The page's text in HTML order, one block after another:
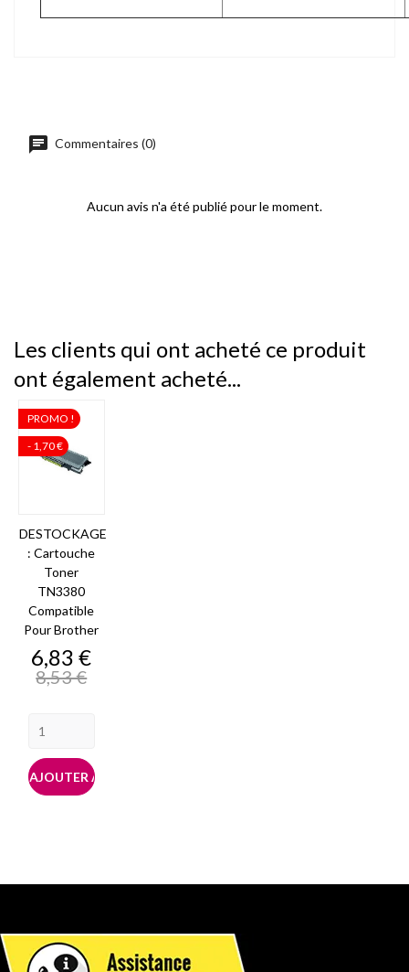
chat Commentaires (0)
Aucun avis n'a été publié pour le moment.
Les clients qui ont acheté ce produit
ont également acheté...
DESTOCKAGE
: Cartouche
Toner
TN3380
Compatible
Pour Brother
Prix
6,83 €Prix
8,53 €
AJOUTER AU PANIER
PROMO !
- 1,70 €